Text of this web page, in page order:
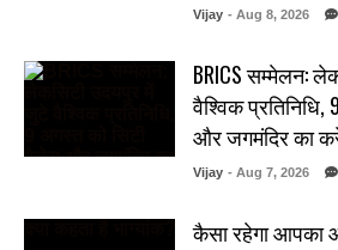
Vijay - Aug 8, 2026
BRICS सम्मेलन:
वैश्विक
और जगमंदिर का
Vijay - Aug 7, 2026
कैसा रहेगा आपका